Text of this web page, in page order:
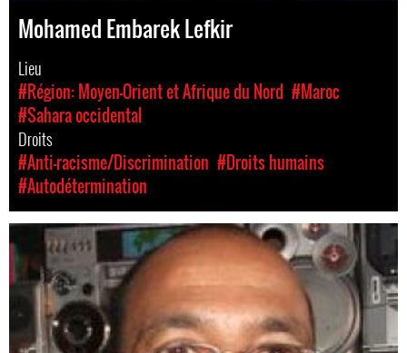
Mohamed Embarek Lefkir
Lieu
#Région: Moyen-Orient et Afrique du Nord #Maroc
#Sahara occidental
Droits
#Anti-racisme/Discrimination #Droits humains
#Autodétermination